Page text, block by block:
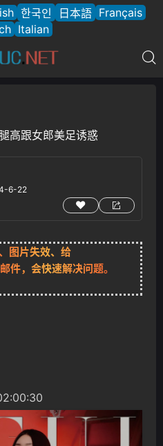
한국인 日本語 Français
Italian
高跟女郎美足诱惑
6-22
图片失效、给
件，会快速解决问题。